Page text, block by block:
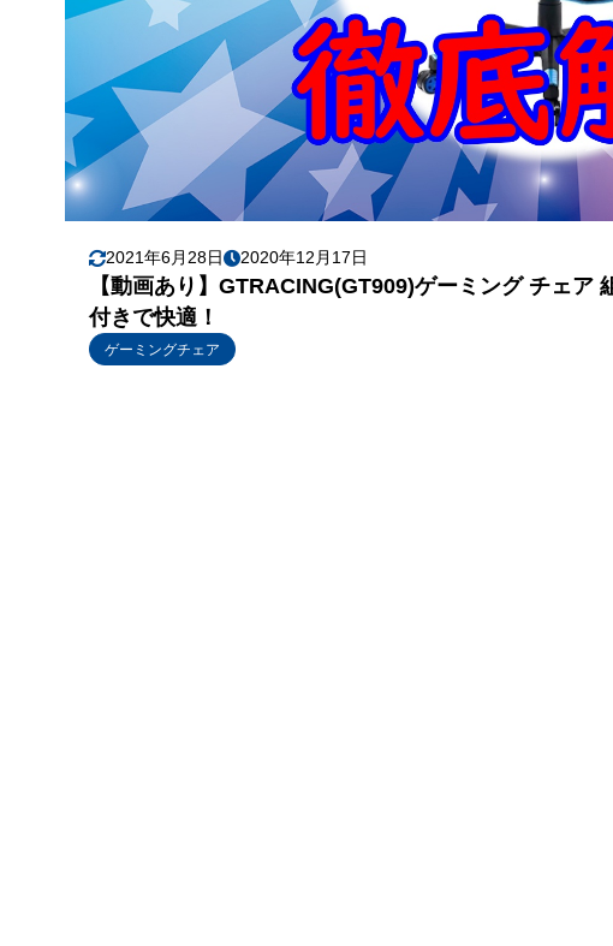
2021年6月28日 2020年12月17日
【動画あり】GTRACING(GT909)ゲーミング チェア
付きで快適！
ゲーミングチェア